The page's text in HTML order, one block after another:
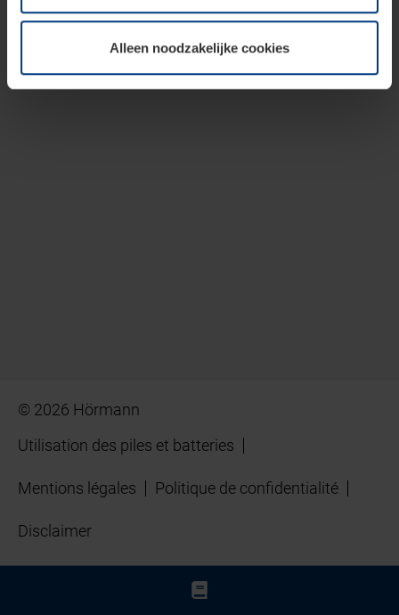
toestemming kunt u op elk moment bij de uitleg van de
wijzigen of herroepen.Alleen noodzakelijke cookies
© 2026 Hörmann
Utilisation des piles et batteries
Mentions légales Politique de confidentialité
Disclaimer